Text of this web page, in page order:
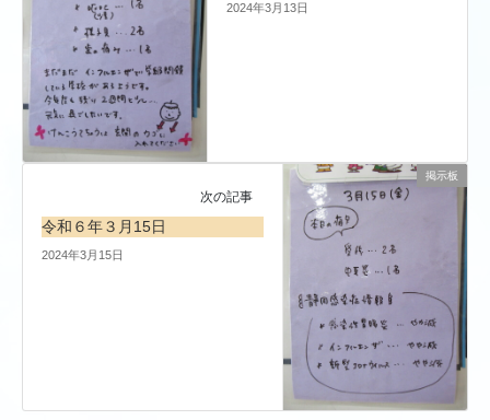
2024年3月13日
掲示板
次の記事
令和６年３月15日
2024年3月15日